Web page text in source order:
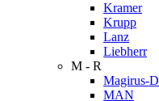
Kramer
Krupp
Lanz
Liebherr
M - R
Magirus-
MAN